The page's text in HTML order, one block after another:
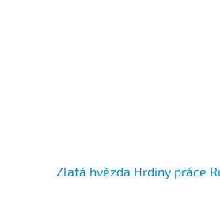
Zlatá hvězda Hrdiny práce